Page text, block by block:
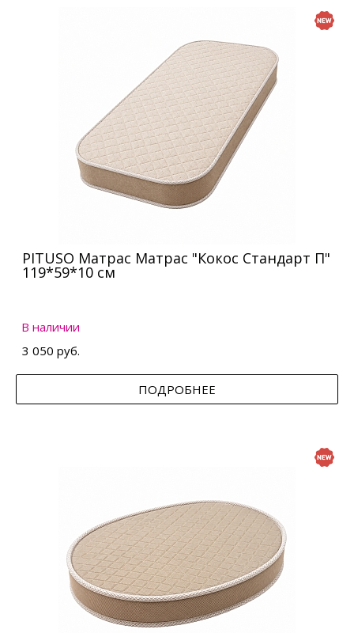
PITUSO Матрас Матрас "Кокос Стандарт П"
119*59*10 см
В наличии
3 050 руб.
ПОДРОБНЕЕ